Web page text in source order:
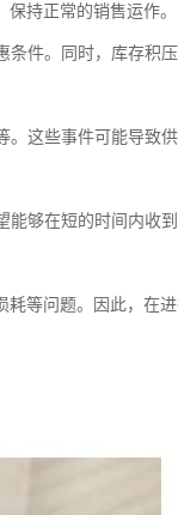
持正常的销售运作。
条件。同时，库存积
这些事件可能导致供
能够在短的时间内收
等问题。因此，在进